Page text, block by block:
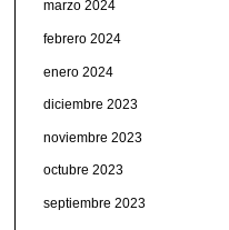
marzo 2024
febrero 2024
enero 2024
diciembre 2023
noviembre 2023
octubre 2023
septiembre 2023